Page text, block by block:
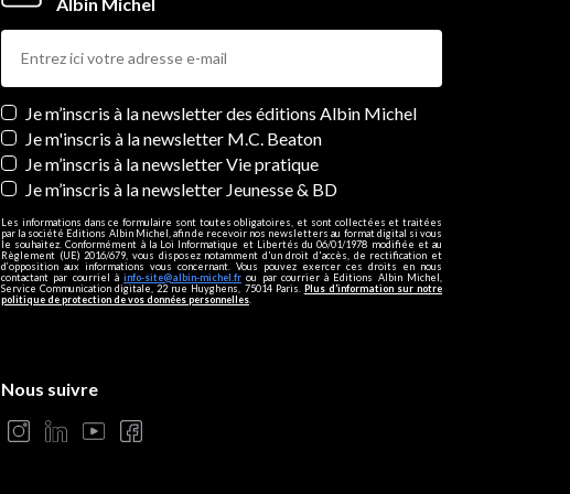
Newsletters
Je m’inscris à la newsletter des éditions Albin Michel
Je m'inscris à la newsletter M.C. Beaton
Je m’inscris à la newsletter Vie pratique
Je m’inscris à la newsletter Jeunesse & BD
Les informations dans ce formulaire sont toutes obligatoires, et sont collectées et traitées
par la société Editions Albin Michel, afin de recevoir nos newsletters au format digital si vous
le souhaitez. Conformément à la Loi Informatique et Libertés du 06/01/1978 modifiée et au
Règlement (UE) 2016/679, vous disposez notamment d'un droit d'accès, de rectification et
d’opposition aux informations vous concernant. Vous pouvez exercer ces droits en nous
contactant par courriel àinfo-site@albin-michel.fr ou par courrier à Editions Albin Michel,
Service Communication digitale, 22 rue Huyghens, 75014 Paris. Plus d’information sur notre
politique de protection de vos données personnelles
Nous suivre